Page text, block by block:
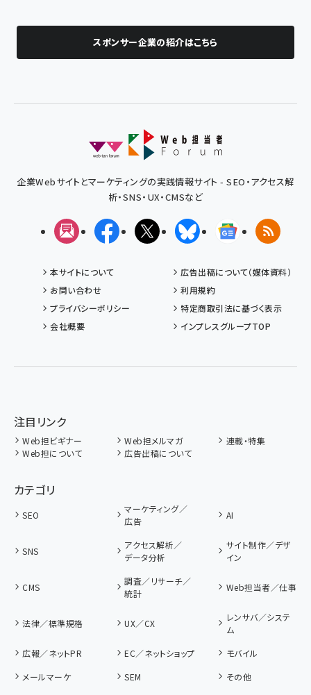
スポンサー企業の紹介はこちら
企業Webサイトとマーケティングの実践情報サイト - SEO・アクセス解
析・SNS・UX・CMSなど
メルマガFacebookX(エックス)BlueskyGoogleニュ
RSS
本サイトについて
広告出稿について（媒体資料）
お問い合わせ
利用規約
プライバシーポリシー
特定商取引法に基づく表示
会社概要
インプレスグループTOP
注目リンク
Web担ビギナー Web担メルマガ
連載・特集
Web担について
広告出稿について
カテゴリ
SEO
マーケティング／
広告
AI
SNS
アクセス解析／
データ分析
サイト制作／デザ
イン
CMS
調査／リサーチ／
統計
Web担当者／仕事
法律／標準規格 UX／CX
レンサバ／システ
ム
広報／ネットPR
EC／ネットショップ
モバイル
メールマーケ
SEM その他